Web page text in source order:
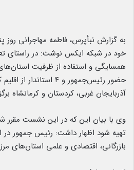
به گزارش نبأپرس، فاطمه مهاجرانی
خود در شبکه ایکس نوشت: در راستای
همسایگی و استفاده از ظرفیت
حضور رئیس‌جمهور و ۴
آذربایجان غربی، کردستان و کرمانشاه
وی با بیان این که در این نشست مقرر
تهیه شود اظهار داشت: رئیس جمهور در
بازرگانی، اقتصادی و علمی استان‌های